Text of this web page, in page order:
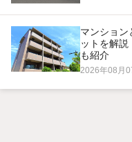
マンション
ットを解
も紹介
2026年08月